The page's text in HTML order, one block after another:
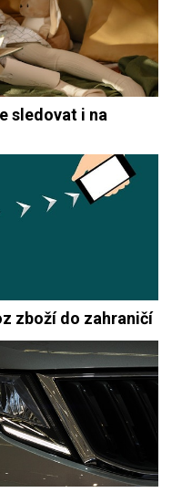
sledovat i na
zboží do zahraničí